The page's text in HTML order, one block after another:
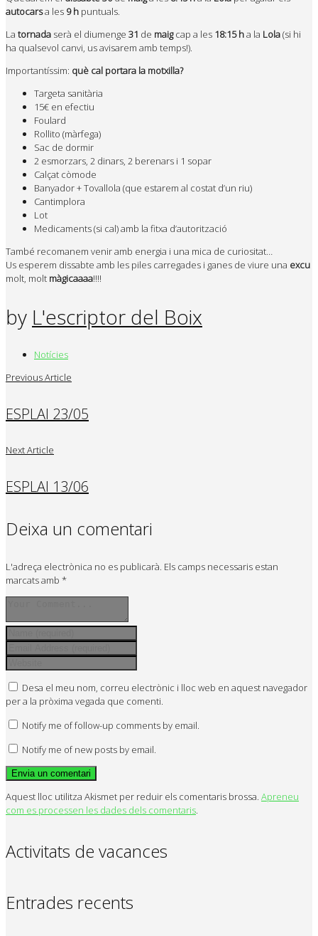
autocarsa les 9 h puntuals.
La tornada serà el diumenge 31 de maigcap a les 18:15 ha la Lola(si hi
ha qualsevol canvi, us avisarem amb temps!).
Importantíssim: què cal portara la motxilla?
Targeta sanitària
15€ en efectiu
Foulard
Rollito (màrfega)
Sac de dormir
2 esmorzars, 2 dinars, 2 berenars i 1 sopar
Calçat còmode
Banyador + Tovallola (que estarem al costat d’un riu)
Cantimplora
Lot
Medicaments (si cal) amb la fitxa d’autorització
També recomanem venir amb energia i una mica de curiositat…
Us esperem dissabte amb les piles carregades i ganes de viure una excu
molt, molt màgicaaaa!!!!
by L'escriptor del Boix
Notícies
Previous Article
ESPLAI 23/05
Next Article
ESPLAI 13/06
Deixa un comentari
L'adreça electrònica no es publicarà. Els camps necessaris estan
marcats amb *
Desa el meu nom, correu electrònic i lloc web en aquest navegador
per a la pròxima vegada que comenti.
Notify me of follow-up comments by email.
Notify me of new posts by email.
Aquest lloc utilitza Akismet per reduir els comentaris brossa. Apreneu
com es processen les dades dels comentaris.
Activitats de vacances
Entrades recents